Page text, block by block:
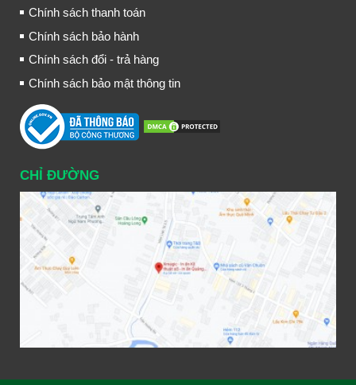
Chính sách thanh toán
Chính sách bảo hành
Chính sách đổi - trả hàng
Chính sách bảo mật thông tin
CHỈ ĐƯỜNG